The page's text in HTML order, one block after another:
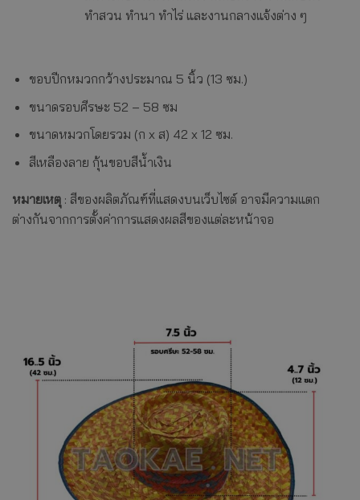
ทำสวน ทำนา ทำไร่ และงานกลางแจ้งต่าง ๆ
ขอบปีกหมวกกว้างประมาณ 5 นิ้ว (13 ซม.)
ขนาดรอบศีรษะ 52 – 58 ซม
ขนาดหมวกโดยรวม (ก x ส) 42 x 12 ซม.
สีเหลืองลาย กุ้นขอบสีน้ำเงิน
หมายเหตุ : สีของผลิตภัณฑ์ที่แสดงบนเว็บไซต์ อาจมีความแตก
ต่างกันจากการตั้งค่าการแสดงผลสีของแต่ละหน้าจอ